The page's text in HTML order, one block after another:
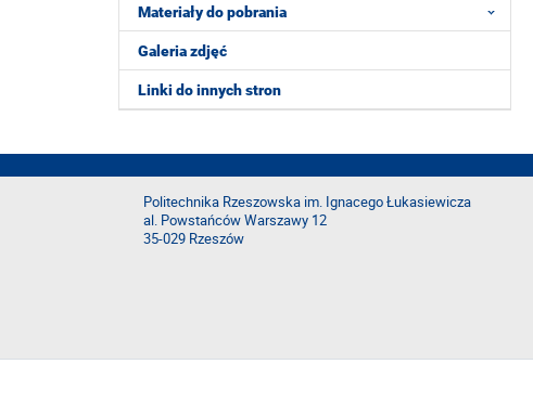
Materiały do pobrania
Galeria zdjęć
Linki do innych stron
Politechnika Rzeszowska im. Ignacego Łukasiewicza
al. Powstańców Warszawy 12
35-029 Rzeszów